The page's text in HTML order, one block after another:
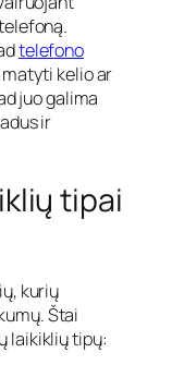
telefono
kelio ar
juo galima
ir
tipai
kurių
Štai
laikiklių tipų: